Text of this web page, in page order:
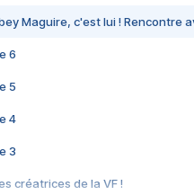
Maguire, c'est lui ! Rencontre
6
5
4
3
créatrices de la VF !